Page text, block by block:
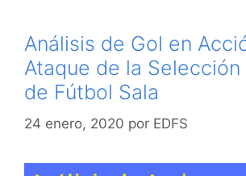
Análisis de Gol en
Ataque de la Selección
de Fútbol Sala
24 enero, 2020 por EDFS